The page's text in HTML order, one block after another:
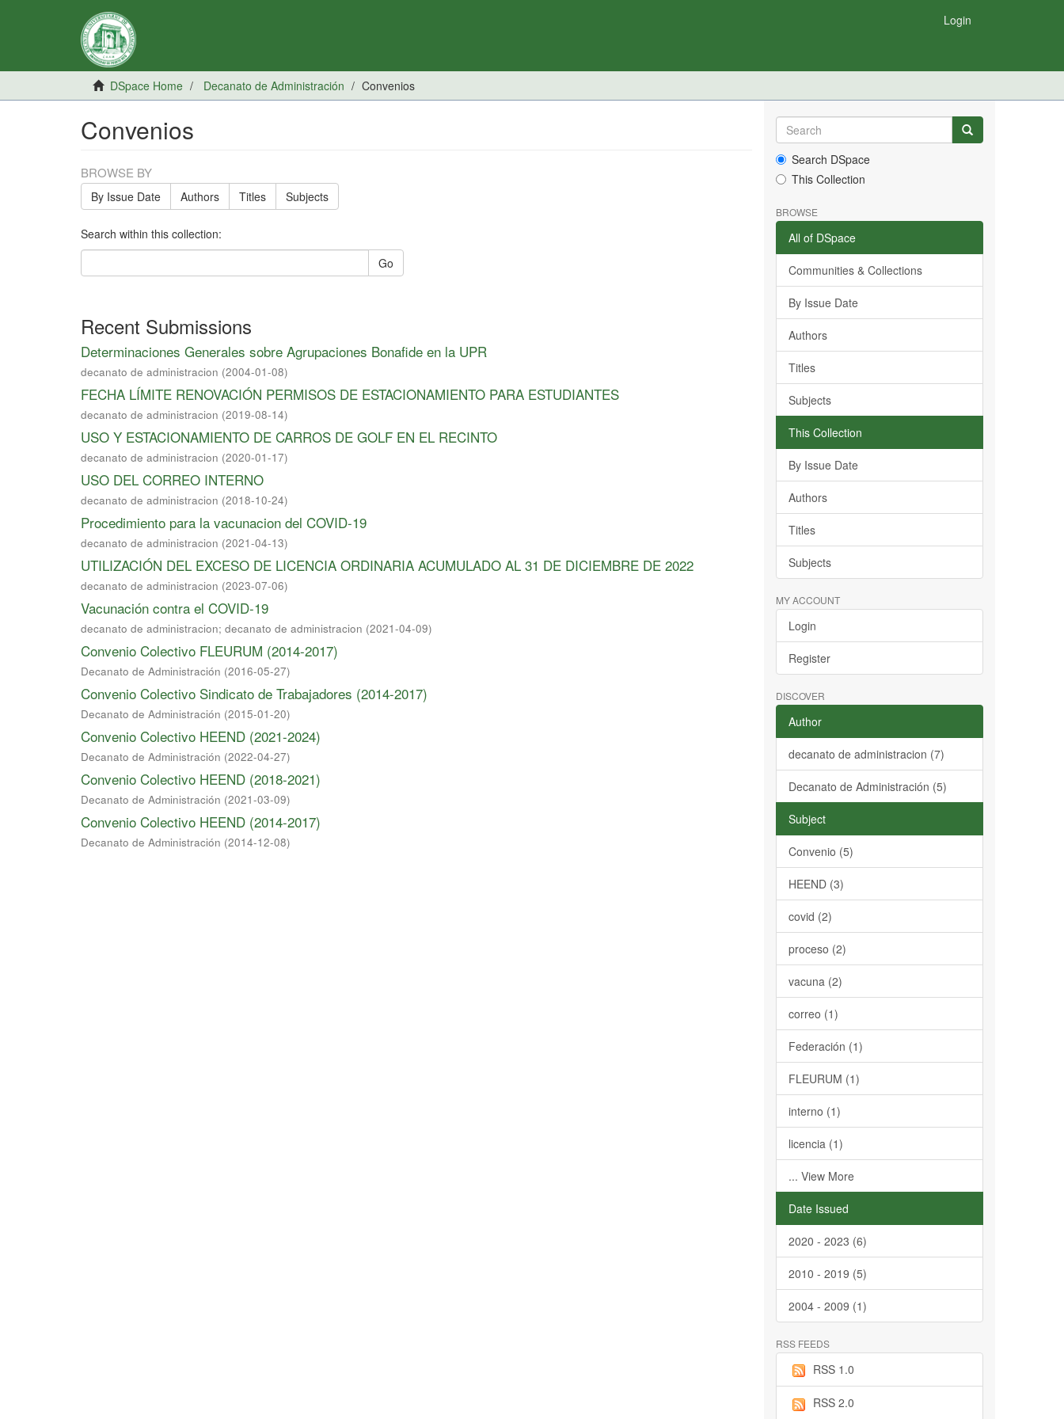
Login
DSpace Home Decanato de Administración Convenios
Convenios
BROWSE BY
By Issue Date Authors Titles Subjects
Search within this collection:
Go
Recent Submissions
Determinaciones Generales sobre Agrupaciones Bonafide en la UPR
decanato de administracion (2004-01-08)
­FECHA LÍMITE RENOVACIÓN PERMISOS DE ESTACIONAMIENTO PARA ESTUDIANTES
decanato de administracion (2019-08-14)
USO Y ESTACIONAMIENTO DE CARROS DE GOLF EN EL RECINTO
decanato de administracion (2020-01-17)
USO DEL CORREO INTERNO
decanato de administracion (2018-10-24)
Procedimiento para la vacunacion del COVID-19
decanato de administracion (2021-04-13)
UTILIZACIÓN DEL EXCESO DE LICENCIA ORDINARIA ACUMULADO AL 31 DE DICIEMBRE DE 2022
decanato de administracion (2023-07-06)
Vacunación contra el COVID-19
decanato de administracion; decanato de administracion (2021-04-09)
Convenio Colectivo FLEURUM (2014-2017)
Decanato de Administración (2016-05-27)
Convenio Colectivo Sindicato de Trabajadores (2014-2017)
Decanato de Administración (2015-01-20)
Convenio Colectivo HEEND (2021-2024)
Decanato de Administración (2022-04-27)
Convenio Colectivo HEEND (2018-2021)
Decanato de Administración (2021-03-09)
Convenio Colectivo HEEND (2014-2017)
Decanato de Administración (2014-12-08)
Search DSpace
This Collection
BROWSE
All of DSpace
Communities & Collections
By Issue Date
Authors
Titles
Subjects
This Collection
By Issue Date
Authors
Titles
Subjects
MY ACCOUNT
Login
Register
DISCOVER
Author
decanato de administracion (7)
Decanato de Administración (5)
Subject
Convenio (5)
HEEND (3)
covid (2)
proceso (2)
vacuna (2)
correo (1)
Federación (1)
FLEURUM (1)
interno (1)
licencia (1)
... View More
Date Issued
2020 - 2023 (6)
2010 - 2019 (5)
2004 - 2009 (1)
RSS FEEDS
RSS 1.0
RSS 2.0